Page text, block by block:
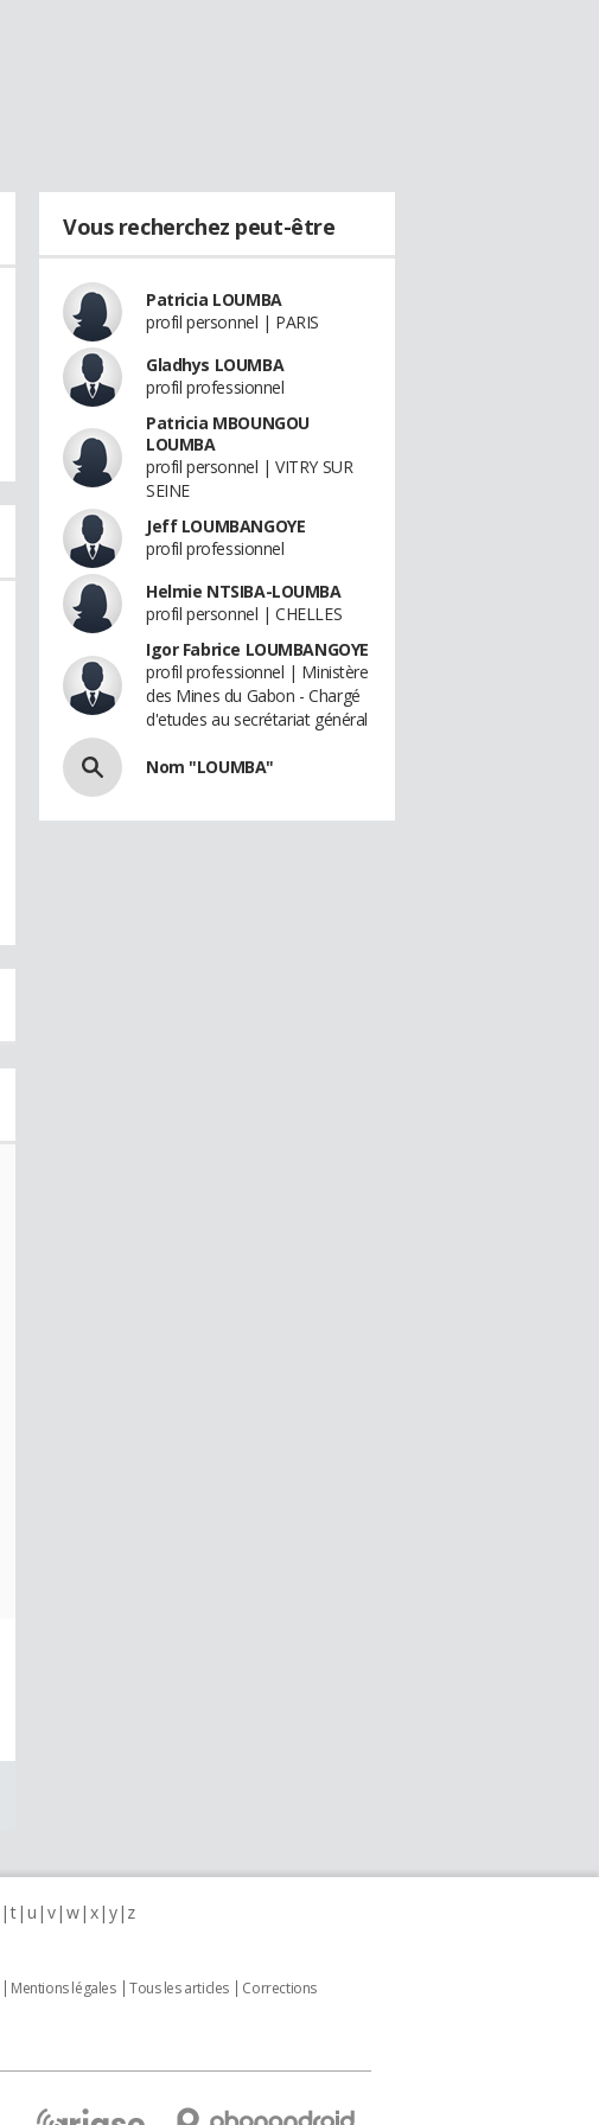
Vous recherchez peut-être
Patricia LOUMBA
profil personnel | PARIS
Gladhys LOUMBA
profil professionnel
Patricia MBOUNGOU
LOUMBA
profil personnel | VITRY SUR
SEINE
Jeff LOUMBANGOYE
profil professionnel
Helmie NTSIBA-LOUMBA
profil personnel | CHELLES
Igor Fabrice LOUMBANGOYE
profil professionnel | Ministère
des Mines du Gabon - Chargé
d'etudes au secrétariat général
Nom "LOUMBA"
t u v w x y z
Mentions légales Tous les articles
Corrections